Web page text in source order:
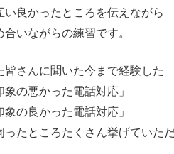
い良かったところを伝えながら
合いながらの練習です。
皆さんに聞いた今まで経験した
象の悪かった電話対応」
象の良かった電話対応」
ったところたくさん挙げていただ